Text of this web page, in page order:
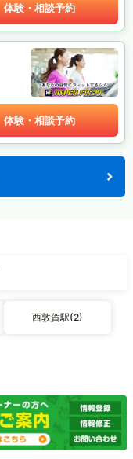
体験・相談予約
体験・相談予約
西敦賀駅(2)